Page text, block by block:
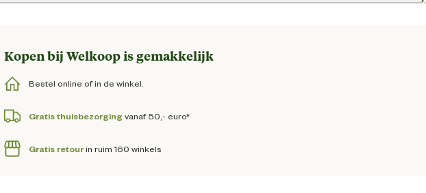
Kopen bij Welkoop is gemakkelijk
Bestel online of in de winkel.
Gratis thuisbezorging vanaf 50,- euro*
Gratis retourin ruim 160 winkels